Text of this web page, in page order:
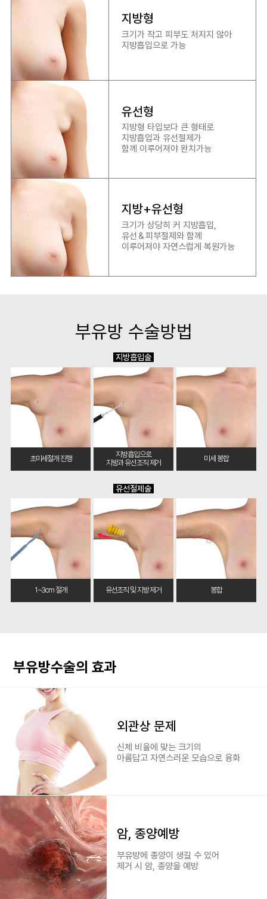
지방형
크기가 작고 피부도 처지지 않아
지방흡입으로 가능
유선형
지방형 타입보다 큰 형태로
지방흡입과 유선절제가
함께 이루어져야 완치가능
지방+유선형
크기가 상당히 커 지방흡입,
유선＆피부절제와 함께
이루어져야 자연스럽게 복원가능
부유방 수술방법
지방흡입술
초미세절개 진행
지방흡입으로
지방과 유선조직 제거
미세 봉합
유선절제술
1~3cm 절개 유선조직 및 지방 제거 봉합
부유방수술의 효과
외관상 문제
신체 비율에 맞는 크기의
아름답고 자연스러운 모습으로 융화
암, 종양예방
부유방에 종양이 생길 수 있어
제거 시 암, 종양을 예방